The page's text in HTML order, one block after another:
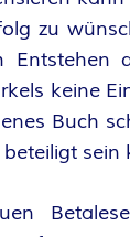
zu
keine
Buch
sein